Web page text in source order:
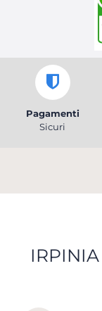
Pagamenti
Sicuri
Scopri